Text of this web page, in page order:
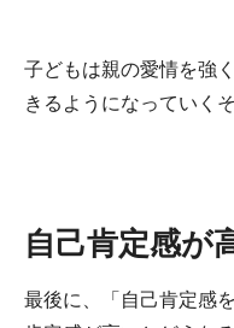
子どもは親の愛情を強
きるようになっていく
自己肯定感が
最後に、「自己肯定感